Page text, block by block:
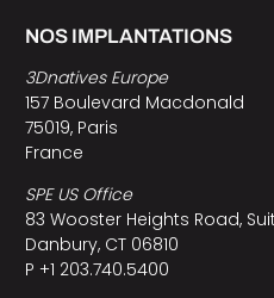
NOS IMPLANTATIONS
3Dnatives Europe
157 Boulevard Macdonald
75019, Paris
France
SPE US Office
83 Wooster Heights Road,
Danbury, CT 06810
P +1 203.740.5400